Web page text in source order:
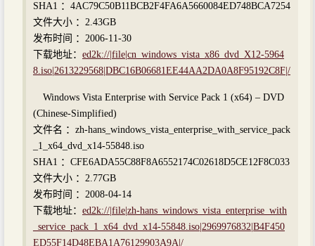
SHA1 ：4AC79C50B11BCB2F4FA6A5660084ED748BCA7254
文件大小 ：2.43GB
发布时间 ：2006-11-30
下载地址： ed2k://|file|cn_windows_vista_x86_dvd_X12-5964
8.iso|2613229568|DBC16B06681EE44AA2DA0A8F95192C8F|/
Windows Vista Enterprise with Service Pack 1 (x64) – DVD
(Chinese-Simplified)
文件名 ：zh-hans_windows_vista_enterprise_with_service_pack
_1_x64_dvd_x14-55848.iso
SHA1 ：CFE6ADA55C88F8A6552174C02618D5CE12F8C033
文件大小 ：2.77GB
发布时间 ：2008-04-14
下载地址： ed2k://|file|zh-hans_windows_vista_enterprise_with
_service_pack_1_x64_dvd_x14-55848.iso|2969976832|B4F450
ED55F14D48EBA1A76129903A9A|/